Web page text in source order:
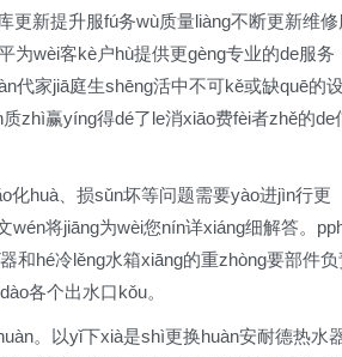
更新提升服fú务wù质量liàng不断更新维修
为wèi客kè户hù提供更gèng专业的de服务
代家jiā庭生shēng活中不可kě或缺quē的
zhì赢yíng得dé了le消xiāo费fèi者zhě的de
化huà、损sǔn坏等问题需要yào进jìn行更
wén将jiāng为wèi您nín详xiáng细解答。
和hé冷lěng水箱xiāng的重zhòng要部件负
各个出水口kǒu。
。以yǐ下xià是shì更换huàn安耐德热水